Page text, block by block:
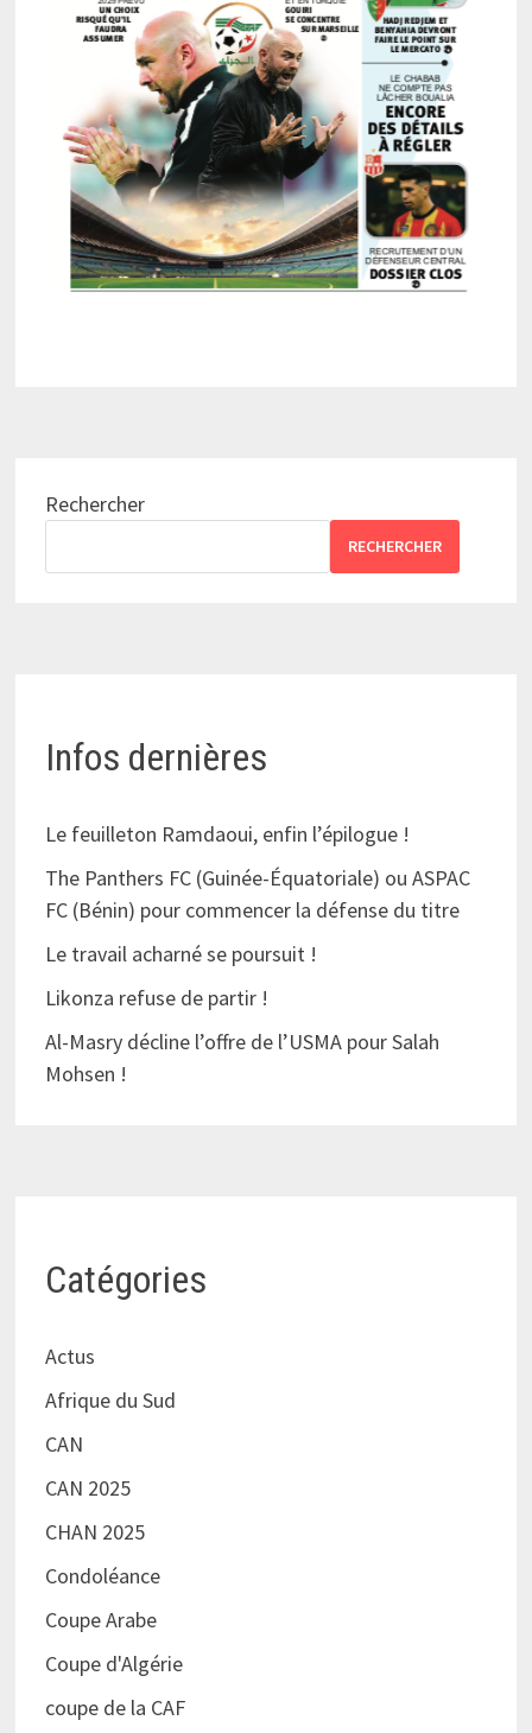
Rechercher
RECHERCHER
Infos dernières
Le feuilleton Ramdaoui, enfin l’épilogue !
The Panthers FC (Guinée-Équatoriale) ou ASPAC
FC (Bénin) pour commencer la défense du titre
Le travail acharné se poursuit !
Likonza refuse de partir !
Al-Masry décline l’offre de l’USMA pour Salah
Mohsen !
Catégories
Actus
Afrique du Sud
CAN
CAN 2025
CHAN 2025
Condoléance
Coupe Arabe
Coupe d'Algérie
coupe de la CAF